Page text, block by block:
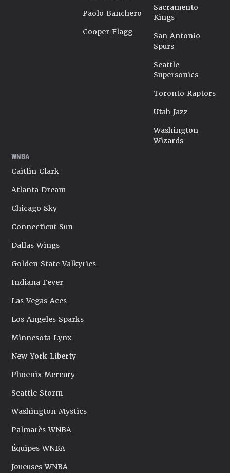
Paolo Banchero
Cooper Flagg
Sacramento
Kings
San Antonio
Spurs
Seattle
Supersonics
Toronto Raptors
Utah Jazz
Washington
Wizards
WNBA
Caitlin Clark
Atlanta Dream
Chicago Sky
Connecticut Sun
Dallas Wings
Golden State Valkyries
Indiana Fever
Las Vegas Aces
Los Angeles Sparks
Minnesota Lynx
New York Liberty
Phoenix Mercury
Seattle Storm
Washington Mystics
Palmarès WNBA
Équipes WNBA
Joueuses WNBA